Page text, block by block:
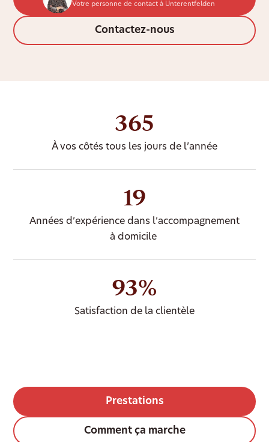
Votre personne de contact à Unterentfelden
Contactez-nous
365
À vos côtés tous les jours de l’année
19
Années d’expérience dans l’accompagnement
à domicile
93%
Satisfaction de la clientèle
Prestations
Comment ça marche